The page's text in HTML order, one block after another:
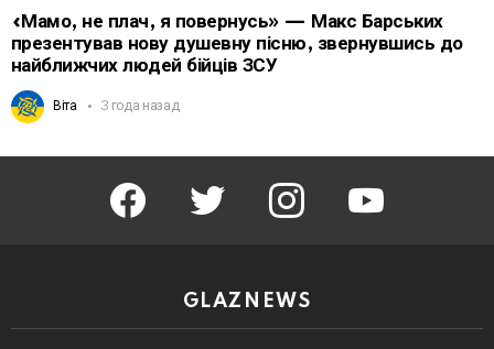
«Мамо, не плач, я повернусь» — Макс Барських
презентував нову душевну пісню, звернувшись до
найближчих людей бійців ЗСУ
Віта 3 года назад
facebook twitter instagram youtube
GLAZNEWS